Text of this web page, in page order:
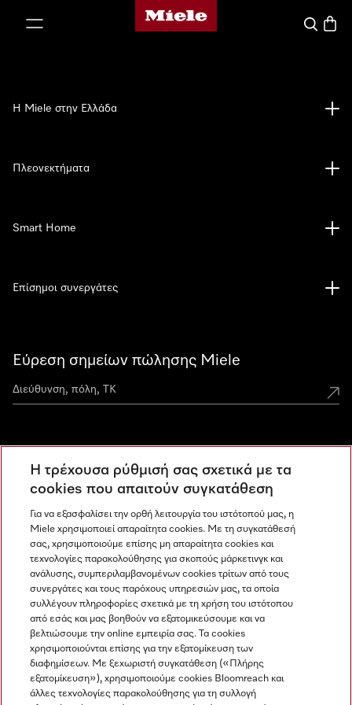
Αρχική σελίδα της Miele
Εύρεση σημείων πώλησης Miele
Ανακαλύψτε τα Miele Experience Center
Newsletter
Η Miele στην Ελλάδα
Πλεονεκτήματα
Smart Home
Επίσημοι συνεργάτες
Miele στο Instagram
Miele στο Facebook
Miele στο Youtube
Η τρέχουσα ρύθμισή σας σχετικά με τα
cookies που απαιτούν συγκατάθεση
Για να εξασφαλίσει την ορθή λειτουργία του ιστότοπού μας, η
Miele χρησιμοποιεί απαραίτητα cookies. Με τη συγκατάθεσή
σας, χρησιμοποιούμε επίσης μη απαραίτητα cookies και
τεχνολογίες παρακολούθησης για σκοπούς μάρκετινγκ και
ανάλυσης, συμπεριλαμβανομένων cookies τρίτων από τους
συνεργάτες και τους παρόχους υπηρεσιών μας, τα οποία
συλλέγουν πληροφορίες σχετικά με τη χρήση του ιστότοπου
από εσάς και μας βοηθούν να εξατομικεύσουμε και να
βελτιώσουμε την online εμπειρία σας. Τα cookies
χρησιμοποιούνται επίσης για την εξατομίκευση των
διαφημίσεων. Με ξεχωριστή συγκατάθεση («Πλήρης
εξατομίκευση»), χρησιμοποιούμε cookies Bloomreach και
άλλες τεχνολογίες παρακολούθησης για τη συλλογή